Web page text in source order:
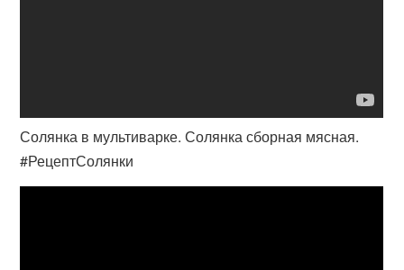
Солянка в мультиварке. Солянка сборная мясная.
#РецептСолянки